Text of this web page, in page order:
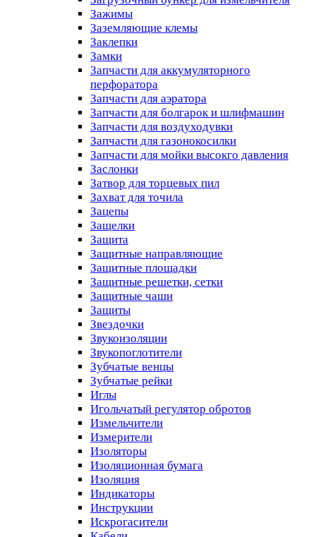
Зажимы
Заземляющие клемы
Заклепки
Замки
Запчасти для аккумуляторного
перфоратора
Запчасти для аэратора
Запчасти для болгарок и шлифмашин
Запчасти для воздуходувки
Запчасти для газонокосилки
Запчасти для мойки высокго давления
Заслонки
Затвор для торцевых пил
Захват для точила
Зацепы
Защелки
Защита
Защитные направляющие
Защитные площадки
Защитные решетки, сетки
Защитные чаши
Защиты
Звездочки
Звукоизоляции
Звукопоглотители
Зубчатые венцы
Зубчатые рейки
Иглы
Игольчатый регулятор обротов
Измельчители
Измерители
Изоляторы
Изоляционная бумага
Изоляция
Индикаторы
Инструкции
Искрогасители